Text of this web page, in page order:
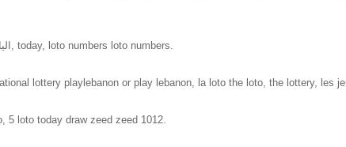
Loto in lebanon same as loto of lebanon, اليانصيب الوطني اللبناني, today, loto numbers loto numbers.
lottery playlebanon or play lebanon, la loto the loto, the lottery, les
5 loto today draw zeed zeed 1012.